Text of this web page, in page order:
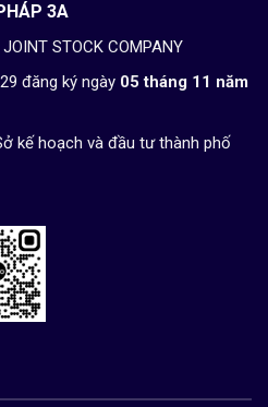
3A
STOCK COMPANY
đăng ký ngày 05 tháng 11 năm
kế hoạch và đầu tư thành phố